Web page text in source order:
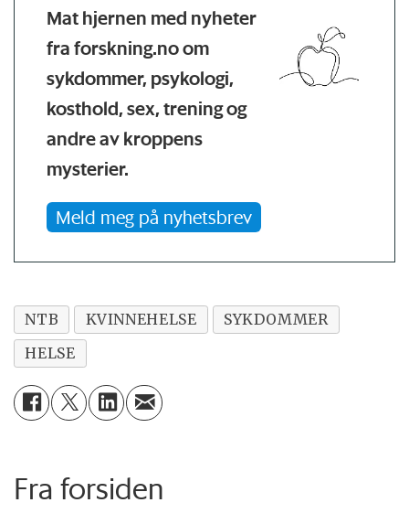
Mat hjernen med nyheter
fra forskning.no om
sykdommer, psykologi,
kosthold, sex, trening og
andre av kroppens
mysterier.
Meld meg på nyhetsbrev
NTB KVINNEHELSE
SYKDOMMER
HELSE
Fra forsiden